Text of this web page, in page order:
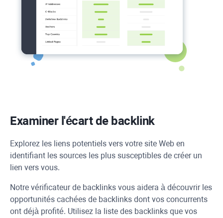
Examiner l'écart de backlink
Explorez les liens potentiels vers votre site Web en
identifiant les sources les plus susceptibles de créer un
lien vers vous.
Notre vérificateur de backlinks vous aidera à découvrir les
opportunités cachées de backlinks dont vos concurrents
ont déjà profité. Utilisez la liste des backlinks que vos